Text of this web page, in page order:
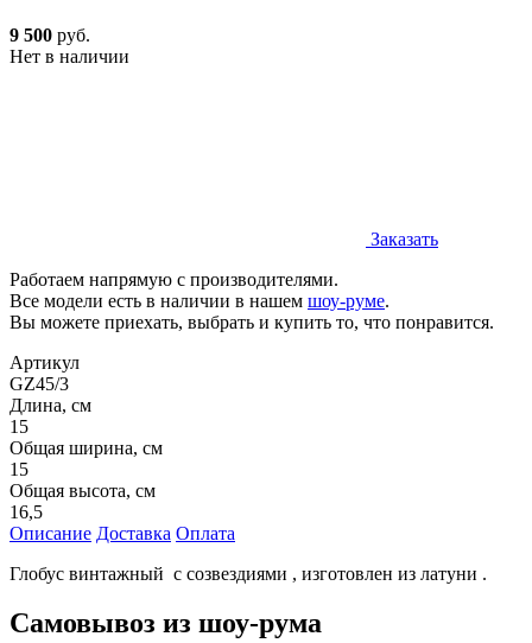
9 500 руб.
Нет в наличии
Заказать
Работаем напрямую с производителями.
Все модели есть в наличии в нашем шоу-руме.
Вы можете приехать, выбрать и купить то, что понравится.
Артикул
GZ45/3
Длина, см
15
Общая ширина, см
15
Общая высота, см
16,5
Описание Доставка Оплата
Глобус винтажный с созвездиями , изготовлен из латуни .
Самовывоз из шоу-рума